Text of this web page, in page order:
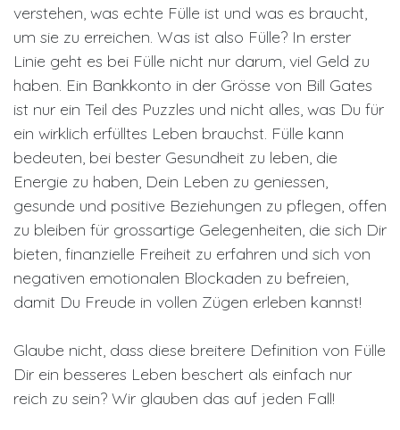
verstehen, was echte Fülle ist und was es braucht,
um sie zu erreichen. Was ist also Fülle? In erster
Linie geht es bei Fülle nicht nur darum, viel Geld zu
haben. Ein Bankkonto in der Grösse von Bill Gates
ist nur ein Teil des Puzzles und nicht alles, was Du für
ein wirklich erfülltes Leben brauchst. Fülle kann
bedeuten, bei bester Gesundheit zu leben, die
Energie zu haben, Dein Leben zu geniessen,
gesunde und positive Beziehungen zu pflegen, offen
zu bleiben für grossartige Gelegenheiten, die sich Dir
bieten, finanzielle Freiheit zu erfahren und sich von
negativen emotionalen Blockaden zu befreien,
damit Du Freude in vollen Zügen erleben kannst!
Glaube nicht, dass diese breitere Definition von Fülle
Dir ein besseres Leben beschert als einfach nur
reich zu sein? Wir glauben das auf jeden Fall!